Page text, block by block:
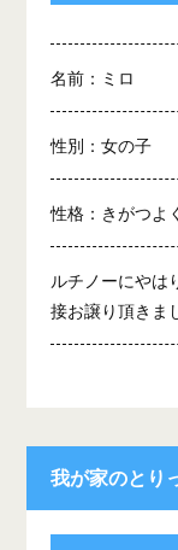
名前：ミロ
性別：女の子
性格：きがつよ
ルチノーにやは
接お譲り頂きま
我が家のと